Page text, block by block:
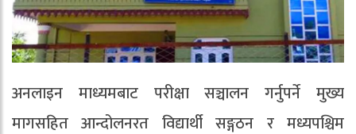
अनलाइन माध्यमबाट परीक्षा सञ्चालन गर्नुपर्ने मुख्य
मागसहित आन्दोलनरत विद्यार्थी सङ्गठन र मध्यपश्चिम